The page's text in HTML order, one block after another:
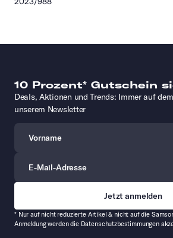
10 Prozent* Gutschein
Deals, Aktionen und Trends: Immer auf
unserem Newsletter
* Nur auf nicht reduzierte Artikel & nicht auf die
Anmeldung werden die Datenschutzbestimmungen